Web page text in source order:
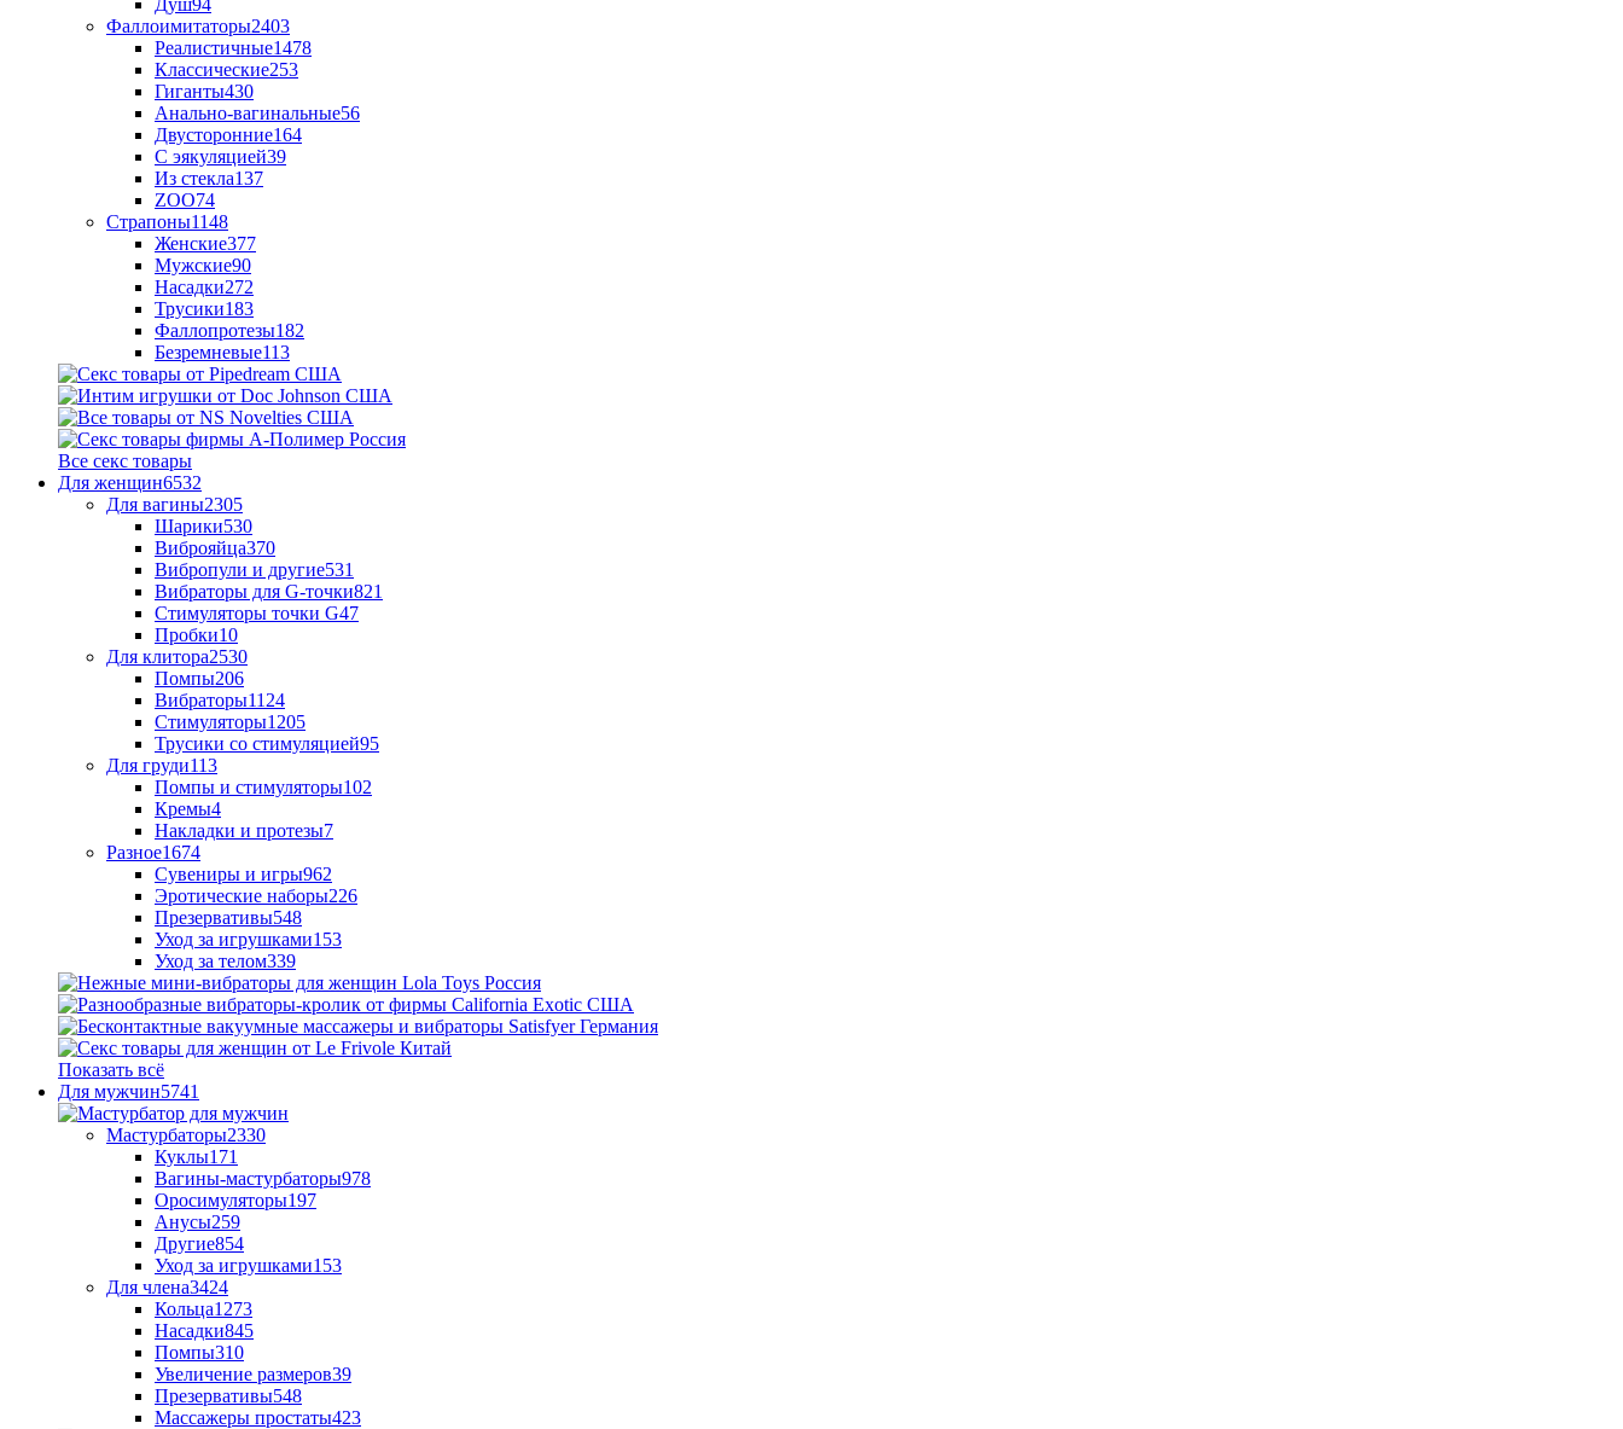
Душ94
Фаллоимитаторы2403
Реалистичные1478
Классические253
Гиганты430
Анально-вагинальные56
Двусторонние164
С эякуляцией39
Из стекла137
ZOO74
Страпоны1148
Женские377
Мужские90
Насадки272
Трусики183
Фаллопротезы182
Безремневые113
Все секс товары
Для женщин6532
Для вагины2305
Шарики530
Виброяйца370
Вибропули и другие531
Вибраторы для G-точки821
Стимуляторы точки G47
Пробки10
Для клитора2530
Помпы206
Вибраторы1124
Стимуляторы1205
Трусики со стимуляцией95
Для груди113
Помпы и стимуляторы102
Кремы4
Накладки и протезы7
Разное1674
Сувениры и игры962
Эротические наборы226
Презервативы548
Уход за игрушками153
Уход за телом339
Показать всё
Для мужчин5741
Мастурбаторы2330
Куклы171
Вагины-мастурбаторы978
Оросимуляторы197
Анусы259
Другие854
Уход за игрушками153
Для члена3424
Кольца1273
Насадки845
Помпы310
Увеличение размеров39
Презервативы548
Массажеры простаты423